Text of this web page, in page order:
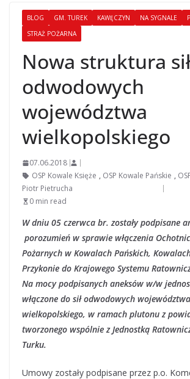
BLOG GM. TUREK KAWĘCZYN NA SYGNALE
STRAŻ POŻARNA
Nowa struktura
odwodowych
województwa
wielkopolskiego
07.06.2018
OSP Kowale Księże , OSP Kowale Pańskie ,
Piotr Pietrucha
0 min read
W dniu 05 czerwca br. zostały podpisane
porozumień w sprawie włączenia
Pożarnych w Kowalach Pańskich,
Przykonie do Krajowego Systemu
Na mocy podpisanych aneksów w/w
włączone do sił odwodowych województwa
wielkopolskiego, w ramach plutonu z
tworzonego wspólnie z Jednostką
Turku.
Umowy zostały podpisane przez p.o.